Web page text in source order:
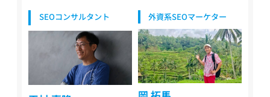
DB /
SPA/SSR/SSG /
その他（特殊な仕
様）
YMYL対応 / 特殊
サイト対応 / デ
ータ分析（GA4・
Search Console）
/ AI活用 / 広告 /
その他（特殊業
務） / SEO歴10年
ンフラ（自動車・
機械・エネルギー
等） / 健康食品・
ウォーターサー
バー / レンタル /
医療・健康・病院・
クリニック / 教
ツSEO / 記事作
成 / 外部SEO /
DB・大規模SEO /
データ分析
（GA4・Search
Console） / SEO
SEOコンサルタント 外資系SEOマーケター